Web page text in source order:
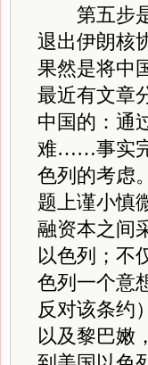
第五步是
退出伊朗核
果然是将中
最近有文章
中国的：通
难……事实完
色列的考虑
题上谨小慎
融资本之间
以色列；不
色列一个意
反对该条约
以及黎巴嫩